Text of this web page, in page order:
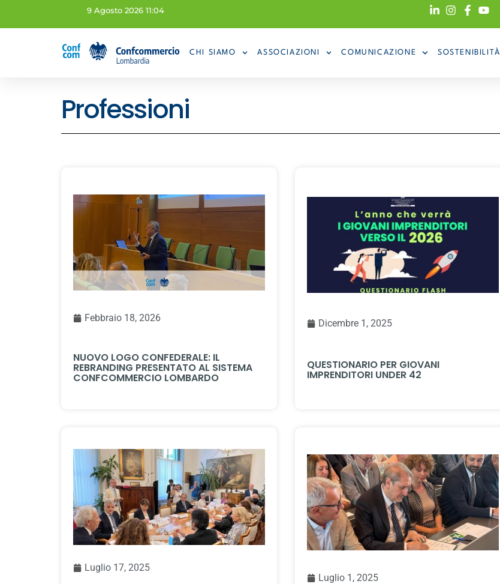
9 Agosto 2026 11:04
CHI SIAMO ASSOCIAZIONI COMUNICAZIONE SOSTENIBILITÀ
Professioni
Febbraio 18, 2026
NUOVO LOGO CONFEDERALE: IL
REBRANDING PRESENTATO AL SISTEMA
CONFCOMMERCIO LOMBARDO
Dicembre 1, 2025
QUESTIONARIO PER GIOVANI
IMPRENDITORI UNDER 42
Luglio 17, 2025
Luglio 1, 2025